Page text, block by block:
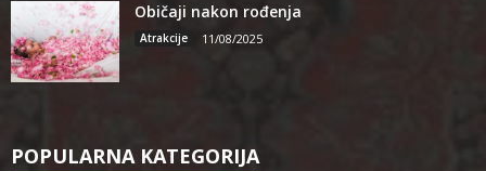
Običaji nakon rođenja
Atrakcije 11/08/2025
POPULARNA KATEGORIJA